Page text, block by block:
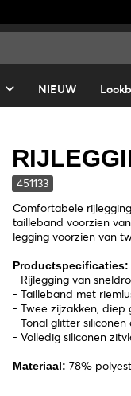
NIEUW
451133
Comfortabele
tailleband voorzien
legging voorzien van
Productspecificaties:
- Rijlegging van
- Tailleband met
- Twee zijzakken,
- Tonal glitter
- Volledig siliconen
Materiaal: 78%